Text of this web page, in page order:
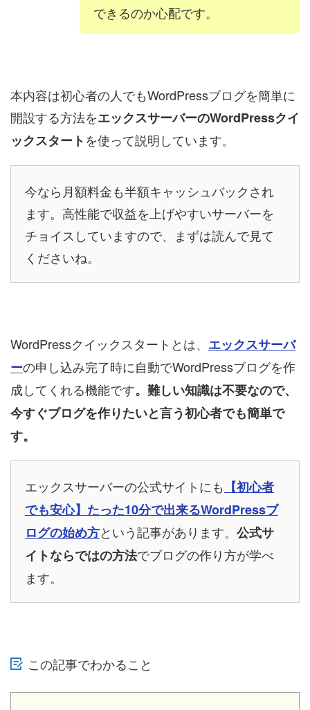
できるのか心配です。
本内容は初心者の人でもWordPressブログを簡単に
開設する方法をエックスサーバーのWordPressクイ
ックスタートを使って説明しています。
今なら月額料金も半額キャッシュバックされ
ます。高性能で収益を上げやすいサーバーを
チョイスしていますので、まずは読んで見て
くださいね。
WordPressクイックスタートとは、 エックスサーバ
ーの申し込み完了時に自動でWordPressブログを作
成してくれる機能です。難しい知識は不要なので、
今すぐブログを作りたいと言う初心者でも簡単で
す。
エックスサーバーの公式サイトにも 【初心者
でも安心】たった10分で出来るWordPressブ
ログの始め方という記事があります。 公式サ
イトならではの方法でブログの作り方が学べ
ます。
この記事でわかること